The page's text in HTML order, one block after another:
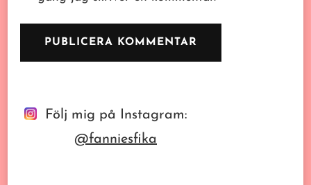
Följ mig på Instagram:
@fanniesfika